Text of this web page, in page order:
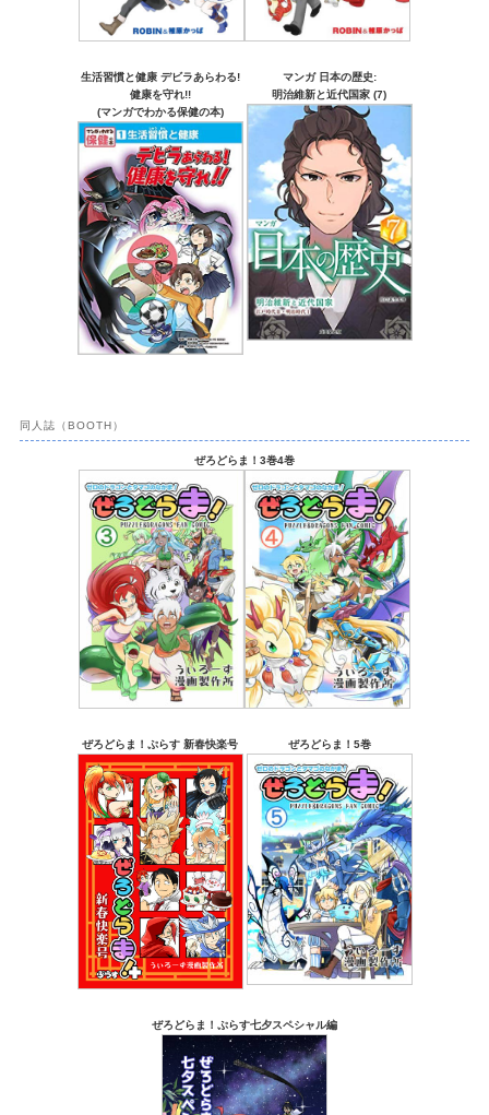
生活習慣と健康 デビラあらわる!
健康を守れ!!
(マンガでわかる保健の本)
マンガ 日本の歴史:
明治維新と近代国家 (7)
同人誌（BOOTH）
ぜろどらま！3巻4巻
ぜろどらま！ぷらす 新春快楽号 ぜろどらま！5巻
ぜろどらま！ぷらす七夕スペシャル編